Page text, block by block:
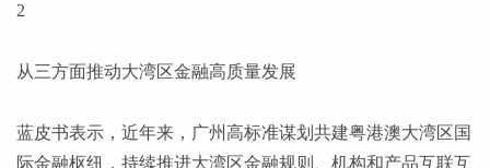
2
从三方面推动大湾区金融高质量发展
蓝皮书表示，近年来，广州高标准谋划共建粤港澳大湾区国
际金融枢纽，持续推进大湾区金融规则、机构和产品互联互